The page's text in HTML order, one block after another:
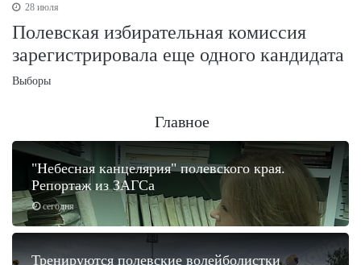
28 июля
Полевская избирательная комиссия
зарегистрировала еще одного кандидата
Выборы
Главное
сегодня
"Небесная канцелярия" полевского края.
Репортаж из ЗАГСа
Тренируются полевские волейболистки